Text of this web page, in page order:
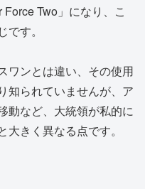
Two」になり、こ
す。
ワンとは違い、その使用
知られていませんが、ア
動など、大統領が私的に
きく異なる点です。